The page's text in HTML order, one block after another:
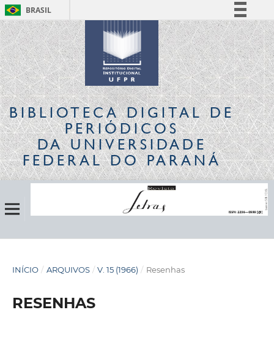
BRASIL
Simplifique!
Comunica BR
Participe
Acesso à informação
Legislação
Canais
BIBLIOTECA DIGITALDE
PERIÓDICOS
DA UNIVERSIDADE
FEDERAL DO PARANÁ
INÍCIO / ARQUIVOS / V. 15 (1966) / Resenhas
RESENHAS